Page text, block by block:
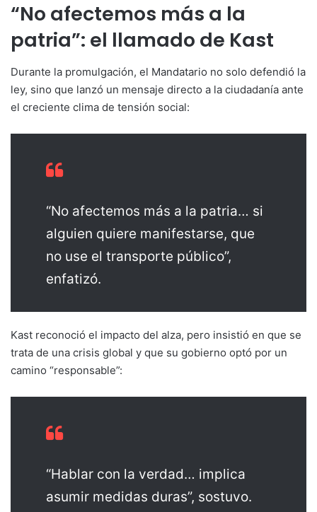
“No afectemos más a la
patria”: el llamado de Kast
Durante la promulgación, el Mandatario no solo defendió la
ley, sino que lanzó un mensaje directo a la ciudadanía ante
el creciente clima de tensión social:
“No afectemos más a la patria… si
alguien quiere manifestarse, que
no use el transporte público”,
enfatizó.
Kast reconoció el impacto del alza, pero insistió en que se
trata de una crisis global y que su gobierno optó por un
camino “responsable”:
“Hablar con la verdad… implica
asumir medidas duras”, sostuvo.